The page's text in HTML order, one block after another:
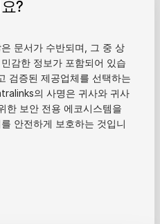
?
문서가 수반되며, 그 중 상
감한 정보가 포함되어 있습
검증된 제공업체를 선택하는
의 사명은 귀사와 귀사
한 보안 전용 에코시스템을
안전하게 보호하는 것입니